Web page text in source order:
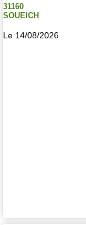
31160
SOUEICH
Le 14/08/2026